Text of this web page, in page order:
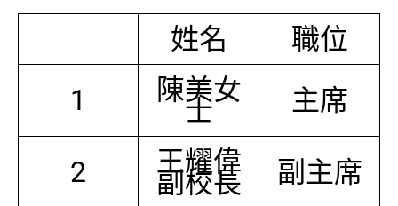
姓名
職位
1
陳美女
士 主席
2 王耀偉
副校長 副主席